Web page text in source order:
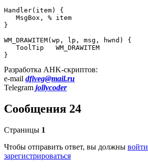
Handler(item) {
   MsgBox, % item
}
WM_DRAWITEM(wp, lp, msg, hwnd) {
   ToolTip   WM_DRAWITEM
}
Разработка AHK-скриптов:
e-mail dfiveg@mail.ru
Telegram jollycoder
Сообщения 24
Страницы 1
Чтобы отправить ответ, вы должны войти
зарегистрироваться